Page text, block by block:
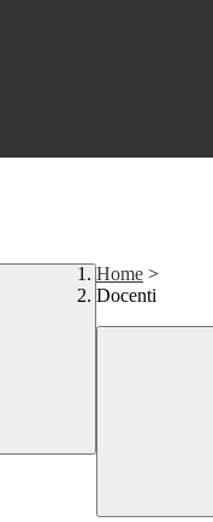
Home >
Docenti